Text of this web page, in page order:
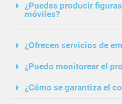
¿Puedes producir
móviles?
¿Ofrecen servicios de
¿Puedo monitorear el
¿Cómo se garantiza el